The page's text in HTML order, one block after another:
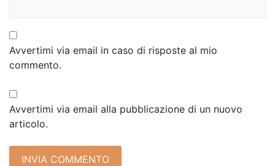
Avvertimi via email in caso di risposte al mio
commento.
Avvertimi via email alla pubblicazione di un nuovo
articolo.